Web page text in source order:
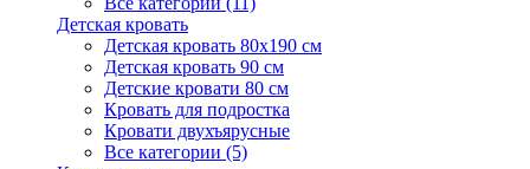
Детская кровать
Детская кровать 80х190 см
Детская кровать 90 см
Детские кровати 80 см
Кровать для подростка
Кровати двухъярусные
Все категории (5)